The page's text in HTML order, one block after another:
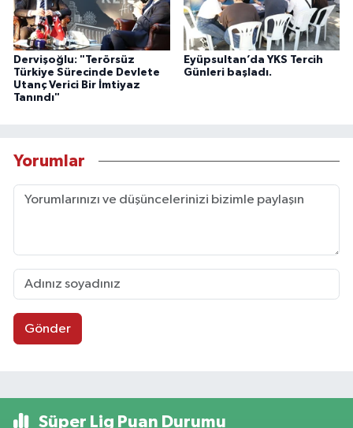
Dervişoğlu: "Terörsüz
Türkiye Sürecinde Devlete
Utanç Verici Bir İmtiyaz
Tanındı"
Eyüpsultan’da YKS Tercih
Günleri başladı.
Yorumlar
Gönder
Süper Lig Puan Durumu